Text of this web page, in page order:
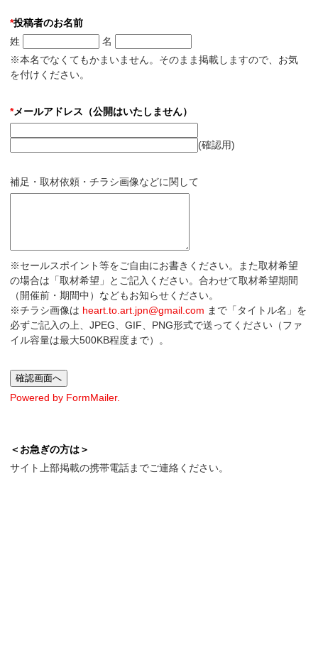
*投稿者のお名前
姓
名
※本名でなくてもかまいません。そのまま掲載しますので、お気
を付けください。
*メールアドレス（公開はいたしません）
(確認用)
補足・取材依頼・チラシ画像などに関して
※セールスポイント等をご自由にお書きください。また取材希望
の場合は「取材希望」とご記入ください。合わせて取材希望期間
（開催前・期間中）などもお知らせください。
※チラシ画像は heart.to.art.jpn@gmail.com まで「タイトル名」を
必ずご記入の上、JPEG、GIF、PNG形式で送ってください（ファ
イル容量は最大500KB程度まで）。
Powered by FormMailer.
＜お急ぎの方は＞
サイト上部掲載の携帯電話までご連絡ください。